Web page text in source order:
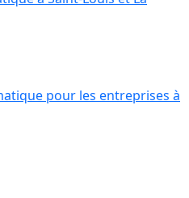
pour les entreprises à